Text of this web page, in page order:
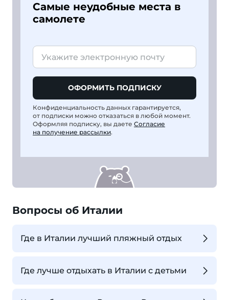
Самые неудобные места в
самолете
ОФОРМИТЬ ПОДПИСКУ
Конфиденциальность данных гарантируется,
от подписки можно отказаться в любой момент.
Оформляя подписку, вы даете Согласие
на получение рассылки.
Вопросы об Италии
Где в Италии лучший пляжный отдых
Где лучше отдыхать в Италии с детьми